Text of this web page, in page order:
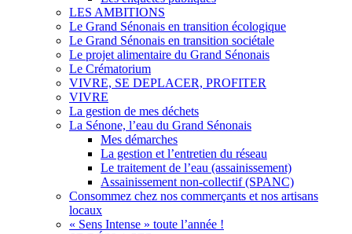
LES AMBITIONS
Le Grand Sénonais en transition écologique
Le Grand Sénonais en transition sociétale
Le projet alimentaire du Grand Sénonais
Le Crématorium
VIVRE, SE DEPLACER, PROFITER
VIVRE
La gestion de mes déchets
La Sénone, l’eau du Grand Sénonais
Mes démarches
La gestion et l’entretien du réseau
Le traitement de l’eau (assainissement)
Assainissement non-collectif (SPANC)
Consommez chez nos commerçants et nos artisans
locaux
« Sens Intense » toute l’année !